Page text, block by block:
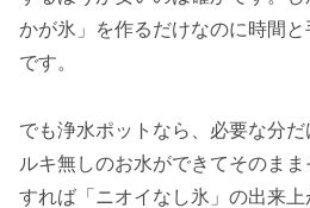
かが氷」を作るだけなのに時間
です。
でも浄水ポットなら、必要な分
ルキ無しのお水ができてそのま
すれば「ニオイなし氷」の出来上